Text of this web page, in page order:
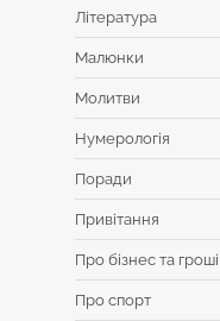
Література
Малюнки
Молитви
Нумерологія
Поради
Привітання
Про бізнес та гроші
Про спорт